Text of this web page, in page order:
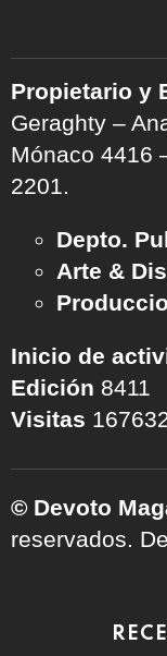
Propietario y
Geraghty –
Mónaco 4416
2201.
Depto.
Arte &
Inicio de
Edición 8411
Visitas
© Devoto
reservados.